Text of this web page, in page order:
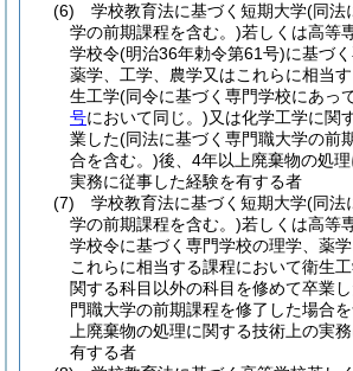
(6)
学校教育法に基づく短期大学(同法
学の前期課程を含む。)若しくは高等
学校令(明治36年勅令第61号)に基づ
薬学、工学、農学又はこれらに相当
生工学(同令に基づく専門学校にあっ
号において同じ。)又は化学工学に関
業した(同法に基づく専門職大学の前
合を含む。)後、4年以上廃棄物の処
実務に従事した経験を有する者
(7)
学校教育法に基づく短期大学(同法
学の前期課程を含む。)若しくは高等
学校令に基づく専門学校の理学、薬
これらに相当する課程において衛生
関する科目以外の科目を修めて卒業
門職大学の前期課程を修了した場合
上廃棄物の処理に関する技術上の実
有する者